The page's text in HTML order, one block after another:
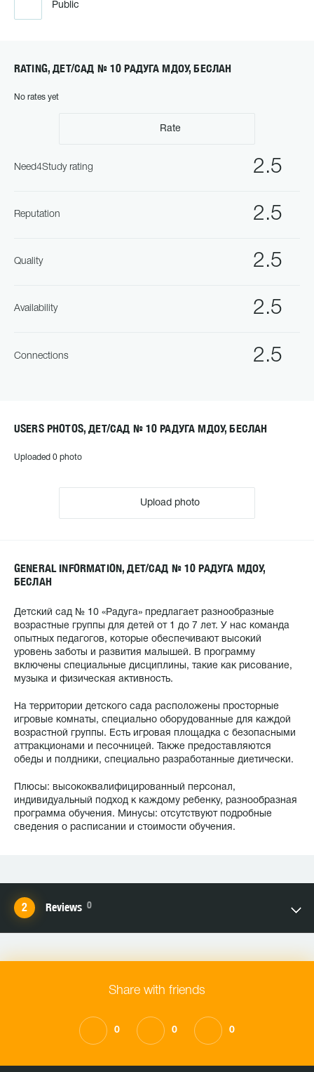
Public
RATING, ДЕТ/САД № 10 РАДУГА МДОУ, БЕСЛАН
No rates yet
Rate
2.5
Need4Study rating
2.5
Reputation
2.5
Quality
2.5
Availability
2.5
Connections
USERS PHOTOS, ДЕТ/САД № 10 РАДУГА МДОУ, БЕСЛАН
Uploaded 0 photo
Upload photo
GENERAL INFORMATION, ДЕТ/САД № 10 РАДУГА МДОУ,
БЕСЛАН
Детский сад № 10 «Радуга» предлагает разнообразные
возрастные группы для детей от 1 до 7 лет. У нас команда
опытных педагогов, которые обеспечивают высокий
уровень заботы и развития малышей. В программу
включены специальные дисциплины, такие как рисование,
музыка и физическая активность.
На территории детского сада расположены просторные
игровые комнаты, специально оборудованные для каждой
возрастной группы. Есть игровая площадка с безопасными
аттракционами и песочницей. Также предоставляются
обеды и полдники, специально разработанные диетически.
Плюсы: высококвалифицированный персонал,
индивидуальный подход к каждому ребенку, разнообразная
программа обучения. Минусы: отсутствуют подробные
сведения о расписании и стоимости обучения.
Reviews 0
Share with friends
0 0 0